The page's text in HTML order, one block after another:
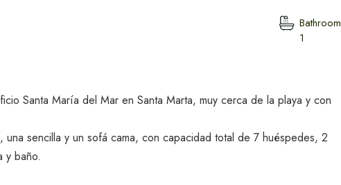
Bathroom
1
Santa María del Mar en Santa Marta, muy cerca de la playa y con
sencilla y un sofá cama, con capacidad total de 7 huéspedes, 2
y baño.